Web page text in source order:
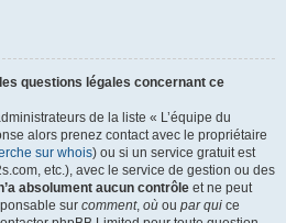
questions légales concernant ce
de la liste « L’équipe du
alors prenez contact avec le propriétaire
sur whois) ou si un service gratuit est
etc.), avec le service de gestion ou des
absolument aucun contrôle et ne peut
sur comment, où ou par qui ce